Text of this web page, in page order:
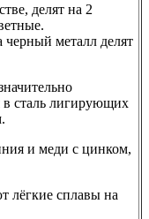
делят на 2
черный металл делят
в сталь лигирующих
и меди с цинком,
лёгкие сплавы на